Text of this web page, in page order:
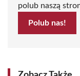
polub naszą
Polub nas!